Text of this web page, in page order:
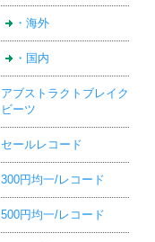
・海外
・国内
アブストラクトブレイク
ビーツ
セールレコード
300円均一/レコード
500円均一/レコード